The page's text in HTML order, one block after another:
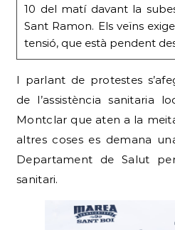
10 del matí davant la
Sant Ramon. Els veïns
tensió, que està pendent
I parlant de protestes
de l’assistència sanitaria
Montclar que aten a la
altres coses es demana
Departament de Salut
sanitari.